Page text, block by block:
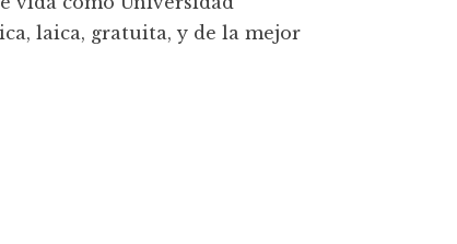
laica, gratuita, y de la mejor